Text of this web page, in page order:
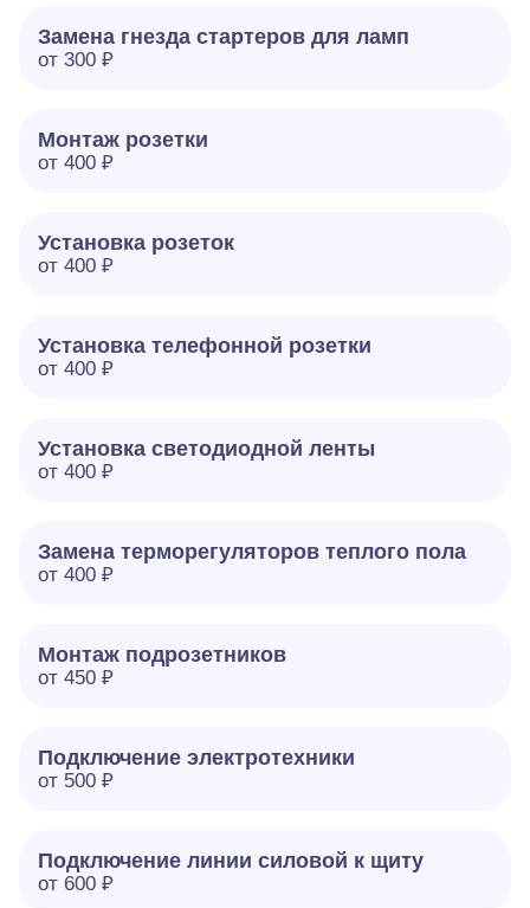
Замена гнезда стартеров для ламп
от 300 ₽
Монтаж розетки
от 400 ₽
Установка розеток
от 400 ₽
Установка телефонной розетки
от 400 ₽
Установка светодиодной ленты
от 400 ₽
Замена терморегуляторов теплого пола
от 400 ₽
Монтаж подрозетников
от 450 ₽
Подключение электротехники
от 500 ₽
Подключение линии силовой к щиту
от 600 ₽